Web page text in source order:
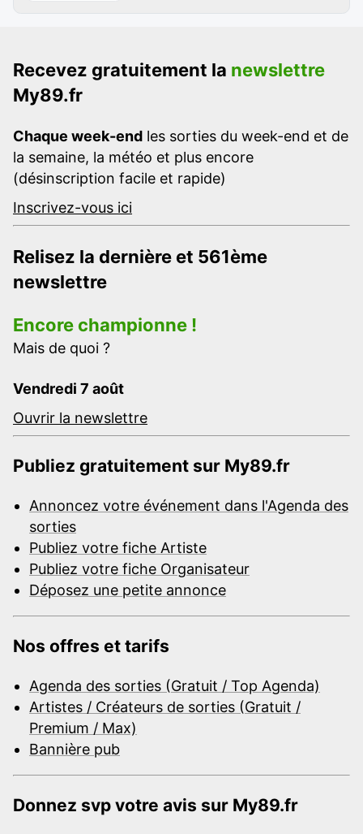
Recevez gratuitement la newslettre
My89.fr
Chaque week-end les sorties du week-end et de
la semaine, la météo et plus encore
(désinscription facile et rapide)
Inscrivez-vous ici
Relisez la dernière et 561ème
newslettre
Encore championne !
Mais de quoi ?
Vendredi 7 août
Ouvrir la newslettre
Publiez gratuitement sur My89.fr
Annoncez votre événement dans l'Agenda des
sorties
Publiez votre fiche Artiste
Publiez votre fiche Organisateur
Déposez une petite annonce
Nos offres et tarifs
Agenda des sorties (Gratuit / Top Agenda)
Artistes / Créateurs de sorties (Gratuit /
Premium / Max)
Bannière pub
Donnez svp votre avis sur My89.fr